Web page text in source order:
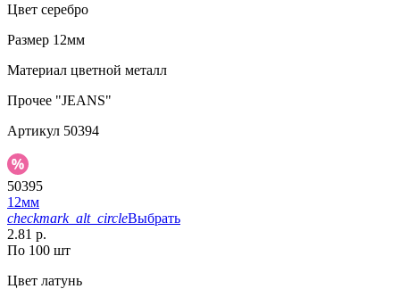
Цвет серебро
Размер 12мм
Материал цветной металл
Прочее "JEANS"
Артикул 50394
50395
12мм
checkmark_alt_circleВыбрать
2.81 р.
По 100 шт
Цвет латунь